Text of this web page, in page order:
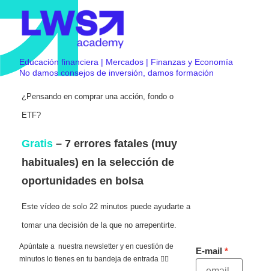
Educación financiera | Mercados | Finanzas y Economía
No damos consejos de inversión, damos formación
¿Pensando en comprar una acción, fondo o
ETF?
Gratis – 7 errores fatales (muy
habituales) en la selección de
oportunidades en bolsa
Este vídeo de solo 22 minutos puede ayudarte a
tomar una decisión de la que no arrepentirte.
Apúntate a nuestra newsletter y en cuestión de
minutos lo tienes en tu bandeja de entrada 👇🏻
E-mail